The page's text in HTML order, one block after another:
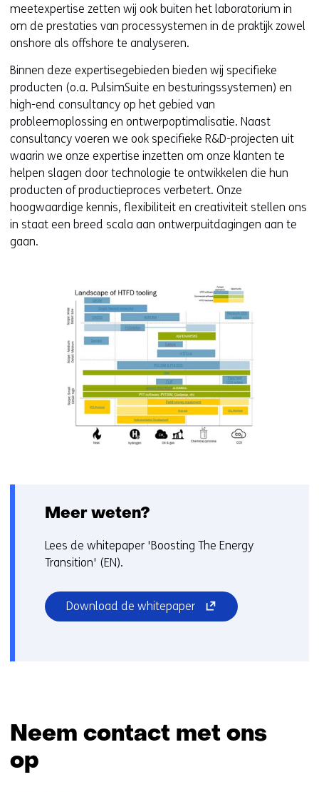
meetexpertise zetten wij ook buiten het laboratorium in
om de prestaties van processystemen in de praktijk zowel
onshore als offshore te analyseren.
Binnen deze expertisegebieden bieden wij specifieke
producten (o.a. PulsimSuite en besturingssystemen) en
high-end consultancy op het gebied van
probleemoplossing en ontwerpoptimalisatie. Naast
consultancy voeren we ook specifieke R&D-projecten uit
waarin we onze expertise inzetten om onze klanten te
helpen slagen door technologie te ontwikkelen die hun
producten of productieproces verbetert. Onze
hoogwaardige kennis, flexibiliteit en creativiteit stellen ons
in staat een breed scala aan ontwerpuitdagingen aan te
gaan.
Meer weten?
Lees de whitepaper 'Boosting The Energy
Transition' (EN).
Download de whitepaper(opent
in
andere
website)
Neem contact met ons
op